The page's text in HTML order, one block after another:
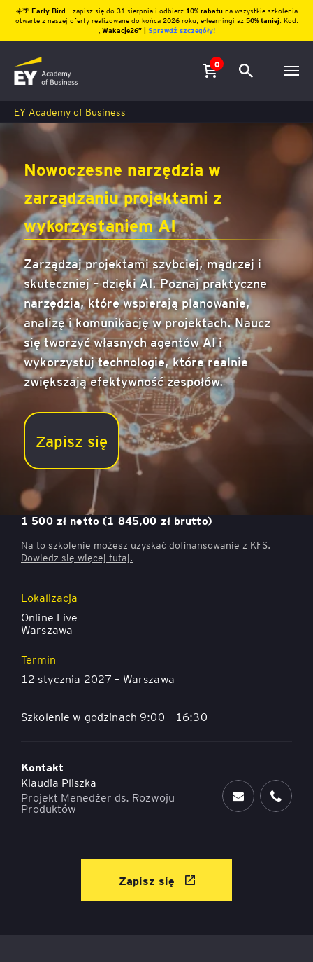
☀️🌴 Early Bird – zapisz się do 31 sierpnia i odbierz10% rabatu na wszystkie szkolenia
otwarte z naszej oferty realizowane do końca 2026 roku, e-learningi aż 50% taniej. Kod:
Wakacje26″ | Sprawdź szczegóły!
0
EY Academy of Business
Nowoczesne narzędzia w
zarządzaniu projektami z
wykorzystaniem AI
Zarządzaj projektami szybciej, mądrzej i
skuteczniej – dzięki AI. Poznaj praktyczne
narzędzia, które wspierają planowanie,
analizę i komunikację w projektach. Naucz
się tworzyć własnych agentów AI i
wykorzystuj technologie, które realnie
zwiększają efektywność zespołów.
Zapisz się
Nowoczesne narzędzia w zarządzaniu projektami z
wykorzystaniem AI
Cena
1 500 zł netto (1 845,00 zł brutto)
Na to szkolenie możesz uzyskać dofinansowanie z KFS.
Dowiedz się więcej tutaj.
Lokalizacja
Online Live
Warszawa
Termin
12 stycznia 2027 – Warszawa
Szkolenie w godzinach 9:00 – 16:30
Kontakt
Klaudia Pliszka
Projekt Menedżer ds. Rozwoju
Produktów
Zapisz się